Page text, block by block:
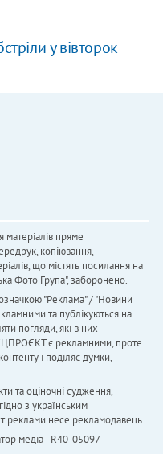
у вівторок
матеріалів пряме
копіювання,
що містять посилання на
Фото Група", заборонено.
"Реклама" / "Новини
та публікуються на
погляди, які в них
є рекламними, проте
і поділяє думки,
та оціночні судження,
з українським
реклами несе рекламодавець.
медіа - R40-05097